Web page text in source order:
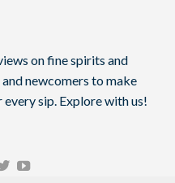
on fine spirits and
newcomers to make
sip. Explore with us!